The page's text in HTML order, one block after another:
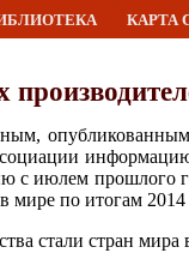
КАРТА
с июлем прошлого
мире по итогам 2014
стали стран мира